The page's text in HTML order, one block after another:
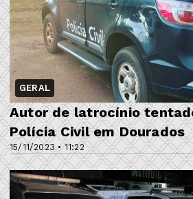
GERAL
15/11/2023 • 11:22
Autor de latrocínio
Polícia Civil em Dourados